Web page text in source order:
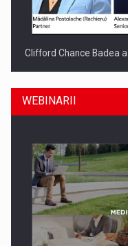
Clifford Chance Badea
SAPTE
WEBINARII